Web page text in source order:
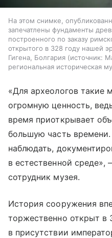
На этом снимке,
запечатлены фундаменты
построенного по заказу
открытого в 328 году нашей
Гигена, Болгария
источник:
региональная историческая
«Для археологов такие
огромную ценность,
время приоткрывает
большую часть
наблюдать,
в естественной
сотрудник музея.
История сооружения
торжественно открыт в
в присутствии